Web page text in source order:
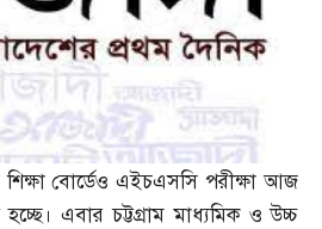
শিক্ষা বোর্ডেও এইচএসসি পরীক্ষা আজ
এবার চট্টগ্রাম মাধ্যমিক ও উচ্চ